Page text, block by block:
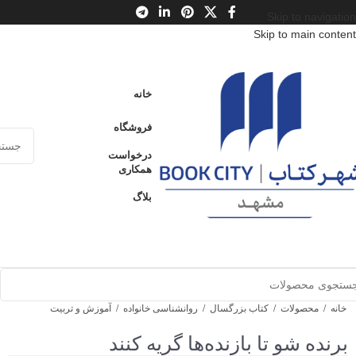
Skip to main content
خانه
فروشگاه
درخواست
همکاری
بلاگ
خانه / محصولات / کتاب بزرگسال / روانشناسی خانواده / آموزش و تربیت
برنده شو تا بازنده‌ها گریه کنند